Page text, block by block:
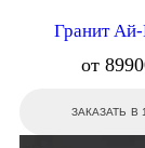
Гранит Ай-
от
ЗАКАЗАТЬ В